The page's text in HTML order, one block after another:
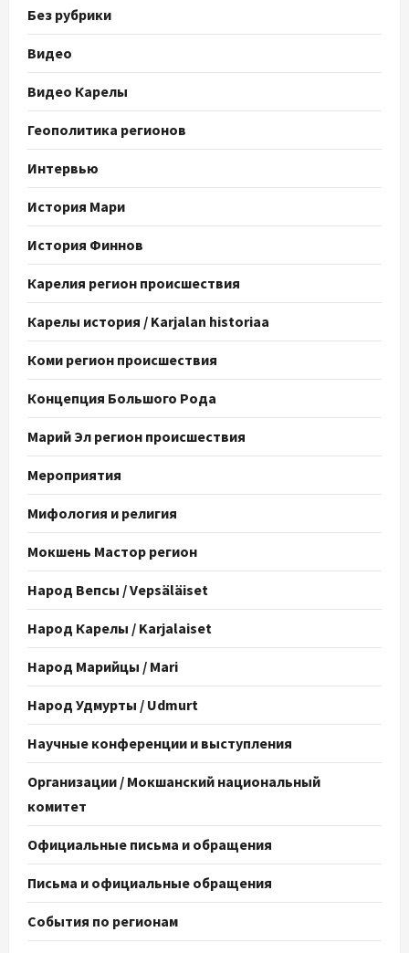
Без рубрики
Видео
Видео Карелы
Геополитика регионов
Интервью
История Мари
История Финнов
Карелия регион происшествия
Карелы история / Karjalan historiaa
Коми регион происшествия
Концепция Большого Рода
Марий Эл регион происшествия
Мероприятия
Мифология и религия
Мокшень Мастор регион
Народ Вепсы / Vepsäläiset
Народ Карелы / Karjalaiset
Народ Марийцы / Mari
Народ Удмурты / Udmurt
Научные конференции и выступления
Организации / Мокшанский национальный
комитет
Официальные письма и обращения
Письма и официальные обращения
События по регионам